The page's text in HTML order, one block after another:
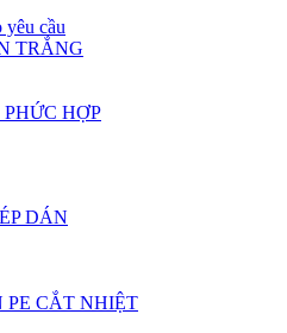
cầu
TRẮNG
HỢP
DÁN
PE CẮT NHIỆT